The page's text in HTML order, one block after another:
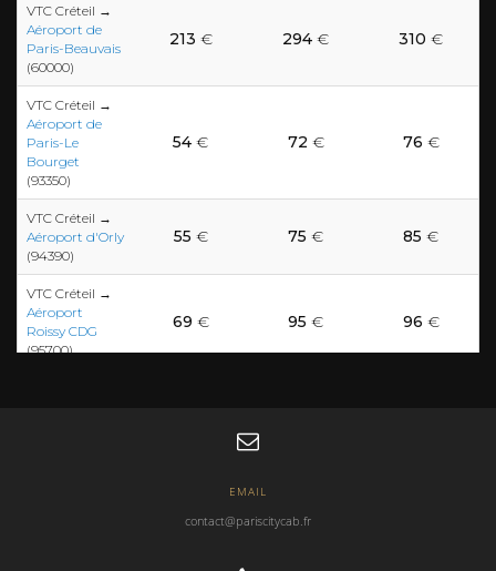
VTC Créteil →
Aéroport de
Paris-Beauvais
(60000)
213 € 294 € 310 €
VTC Créteil →
Aéroport de
Paris-Le
Bourget
(93350)
54 € 72 € 76 €
VTC Créteil →
Aéroport d'Orly
(94390)
55 € 75 € 85 €
VTC Créteil →
Aéroport
Roissy CDG
(95700)
69 € 95 € 96 €
EMAIL
contact@pariscitycab.fr